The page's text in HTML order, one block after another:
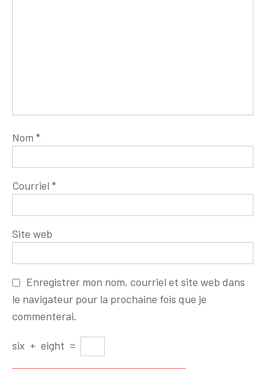
Nom *
Courriel *
Site web
Enregistrer mon nom, courriel et site web dans
le navigateur pour la prochaine fois que je
commenterai.
six + eight =